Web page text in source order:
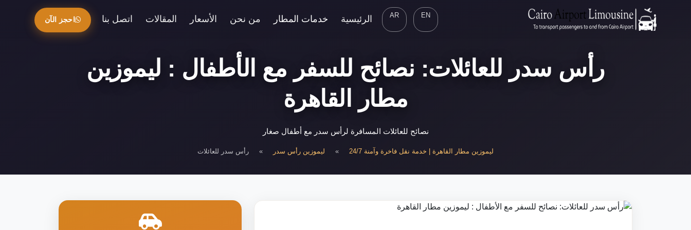
EN
AR الرئيسية خدمات المطار من نحن الأسعار المقالات اتصل بنا احجز الآن
رأس سدر للعائلات: نصائح للسفر مع الأطفال : ليموزين
مطار القاهرة
نصائح للعائلات المسافرة لرأس سدر مع أطفال صغار
ليموزين مطار القاهرة | خدمة نقل فاخرة وآمنة 24/7 » ليموزين رأس سدر » رأس سدر للعائلات